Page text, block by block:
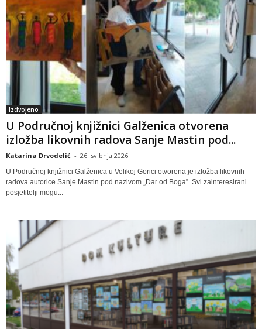
Izdvojeno
U Područnoj knjižnici Galženica otvorena
izložba likovnih radova Sanje Mastin pod...
Katarina Drvodelić - 26. svibnja 2026
U Područnoj knjižnici Galženica u Velikoj Gorici otvorena je izložba likovnih
radova autorice Sanje Mastin pod nazivom „Dar od Boga”. Svi zainteresirani
posjetitelji mogu...